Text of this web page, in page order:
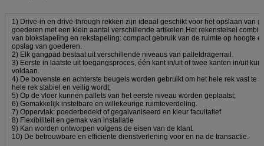
1) Drive-in en drive-through rekken zijn ideaal geschikt voor het opslaan van
goederen met een klein aantal verschillende artikelen.Het rekenstelsel
van blokstapeling en rekstapeling: compact gebruik van de ruimte op hoogte
opslag van goederen.
2) Elk gangpad bestaat uit verschillende niveaus van palletdragerrail.
3) Eerste in laatste uit toegangsproces, één kant in/uit of twee kanten in/uit
voldaan.
4) De bovenste en achterste beugels worden gebruikt om het hele rek vast te
hele rek stabiel en veilig wordt;
5) Op de vloer kunnen pallets van het eerste niveau worden geplaatst;
6) Gemakkelijk instelbare en willekeurige ruimteverdeling.
7) Oppervlak: poederbedekt of gegalvaniseerd en kleur facultatief
8) Flexibiliteit en gemak van installatie
9) Kan worden ontworpen volgens de eisen van de klant.
10) De betrouwbare en efficiënte dienstverlening voor en na de transactie.